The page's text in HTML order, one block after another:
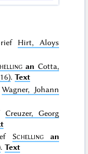
Hirt, Aloys
an Cotta,
.Text
Wagner, Johann
Creuzer, Georg
Schelling
an
.Text